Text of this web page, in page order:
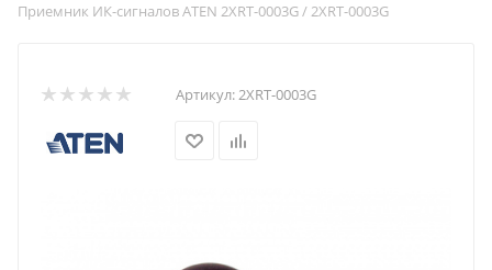
Приемник ИК-сигналов ATEN 2XRT-0003G / 2XRT-0003G
Артикул:2XRT-0003G